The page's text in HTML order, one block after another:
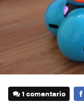
1 comentario